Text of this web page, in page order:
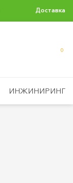
Доставка
0
ИНЖИНИРИНГ